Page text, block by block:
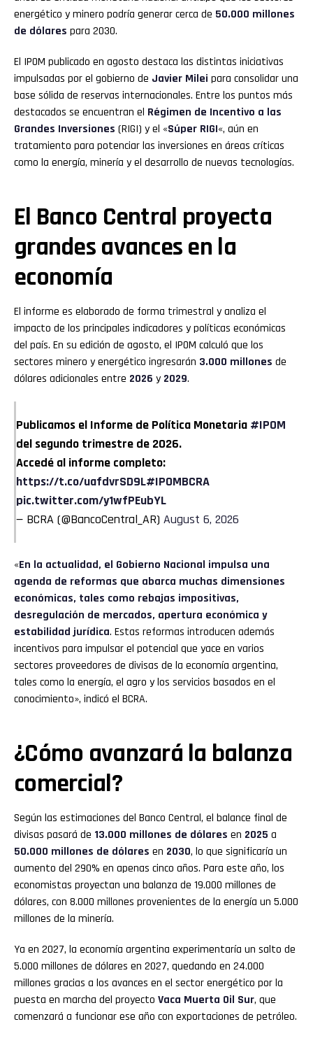
energético y minero podría generar cerca de 50.000 millones
de dólares para 2030.
El IPOM publicado en agosto destaca las distintas iniciativas
impulsadas por el gobierno de Javier Milei para consolidar una
base sólida de reservas internacionales. Entre los puntos más
destacados se encuentran el Régimen de Incentivo a las
Grandes Inversiones (RIGI) y el «Súper RIGI«, aún en
tratamiento para potenciar las inversiones en áreas críticas
como la energía, minería y el desarrollo de nuevas tecnologías.
El Banco Central proyecta
grandes avances en la
economía
El informe es elaborado de forma trimestral y analiza el
impacto de los principales indicadores y políticas económicas
del país. En su edición de agosto, el IPOM calculó que los
sectores minero y energético ingresarán 3.000 millones de
dólares adicionales entre 2026 y 2029.
Publicamos el Informe de Política Monetaria #IPOM
del segundo trimestre de 2026.
Accedé al informe completo:
https://t.co/uafdvrSD9L#IPOMBCRA
pic.twitter.com/y1wfPEubYL
— BCRA (@BancoCentral_AR) August 6, 2026
«En la actualidad, el Gobierno Nacional impulsa una
agenda de reformas que abarca muchas dimensiones
económicas, tales como rebajas impositivas,
desregulación de mercados, apertura económica y
estabilidad jurídica. Estas reformas introducen además
incentivos para impulsar el potencial que yace en varios
sectores proveedores de divisas de la economía argentina,
tales como la energía, el agro y los servicios basados en el
conocimiento», indicó el BCRA.
¿Cómo avanzará la balanza
comercial?
Según las estimaciones del Banco Central, el balance final de
divisas pasará de 13.000 millones de dólares en 2025 a
50.000 millones de dólares en 2030, lo que significaría un
aumento del 290% en apenas cinco años. Para este año, los
economistas proyectan una balanza de 19.000 millones de
dólares, con 8.000 millones provenientes de la energía un 5.000
millones de la minería.
Ya en 2027, la economía argentina experimentaría un salto de
5.000 millones de dólares en 2027, quedando en 24.000
millones gracias a los avances en el sector energético por la
puesta en marcha del proyecto Vaca Muerta Oil Sur, que
comenzará a funcionar ese año con exportaciones de petróleo.